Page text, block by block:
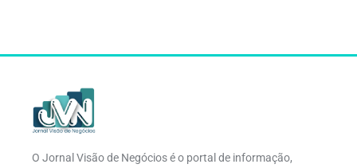
O Jornal Visão de Negócios é o portal de informação,